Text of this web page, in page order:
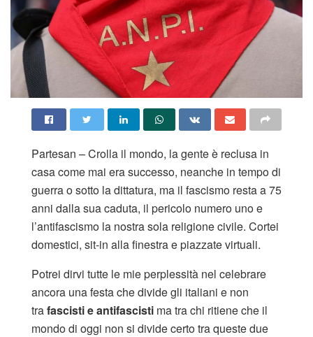
Partesan – Crolla il mondo, la gente è reclusa in
casa come mai era successo, neanche in tempo di
guerra o sotto la dittatura, ma il fascismo resta a 75
anni dalla sua caduta, il pericolo numero uno e
l’antifascismo la nostra sola religione civile. Cortei
domestici, sit-in alla finestra e piazzate virtuali.
Potrei dirvi tutte le mie perplessità nel celebrare
ancora una festa che divide gli italiani e non
trafascisti e antifascisti ma tra chi ritiene che il
mondo di oggi non si divide certo tra queste due